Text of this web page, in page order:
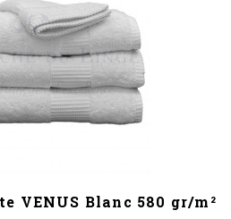
VENUS Blanc 580 gr/m²